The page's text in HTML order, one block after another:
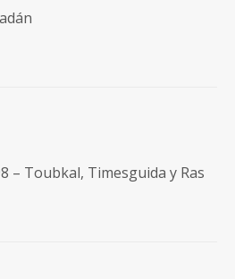
– Toubkal, Timesguida y Ras